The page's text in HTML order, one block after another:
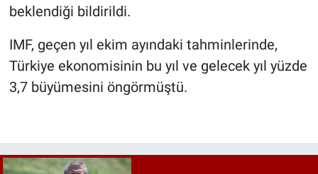
beklendiği bildirildi.
IMF, geçen yıl ekim ayındaki tahminlerinde,
Türkiye ekonomisinin bu yıl ve gelecek yıl yüzde
3,7 büyümesini öngörmüştü.